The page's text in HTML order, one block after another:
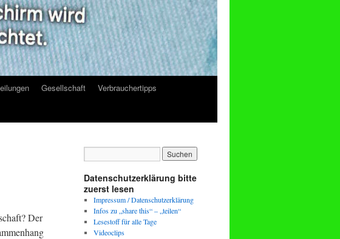
Gesellschaft
Verbrauchertipps
Der
Datenschutzerklärung bitte
zuerst lesen
Impressum / Datenschutzerklärung
Infos zu „share this“ – „teilen“
Lesestoff für alle Tage
Videoclips